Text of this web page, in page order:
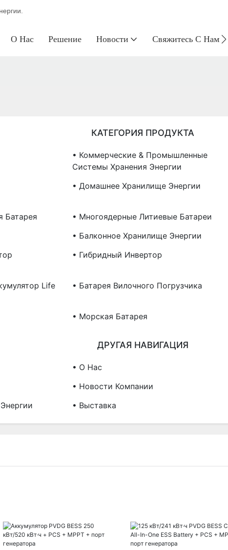
О Нас Решение Новости Свяжитесь С Нами
КАТЕГОРИЯ ПРОДУКТА
• Коммерческие & Промышленные
Системы Хранения Энергии
• Домашнее Хранилище Энергии
Батарея
• Многоядерные Литиевые Батареи
• Балконное Хранилище Энергии
• Гибридный Инвертор
Life
• Батарея Вилочного Погрузчика
• Морская Батарея
ДРУГАЯ НАВИГАЦИЯ
• О Нас
• Новости Компании
• Выставка